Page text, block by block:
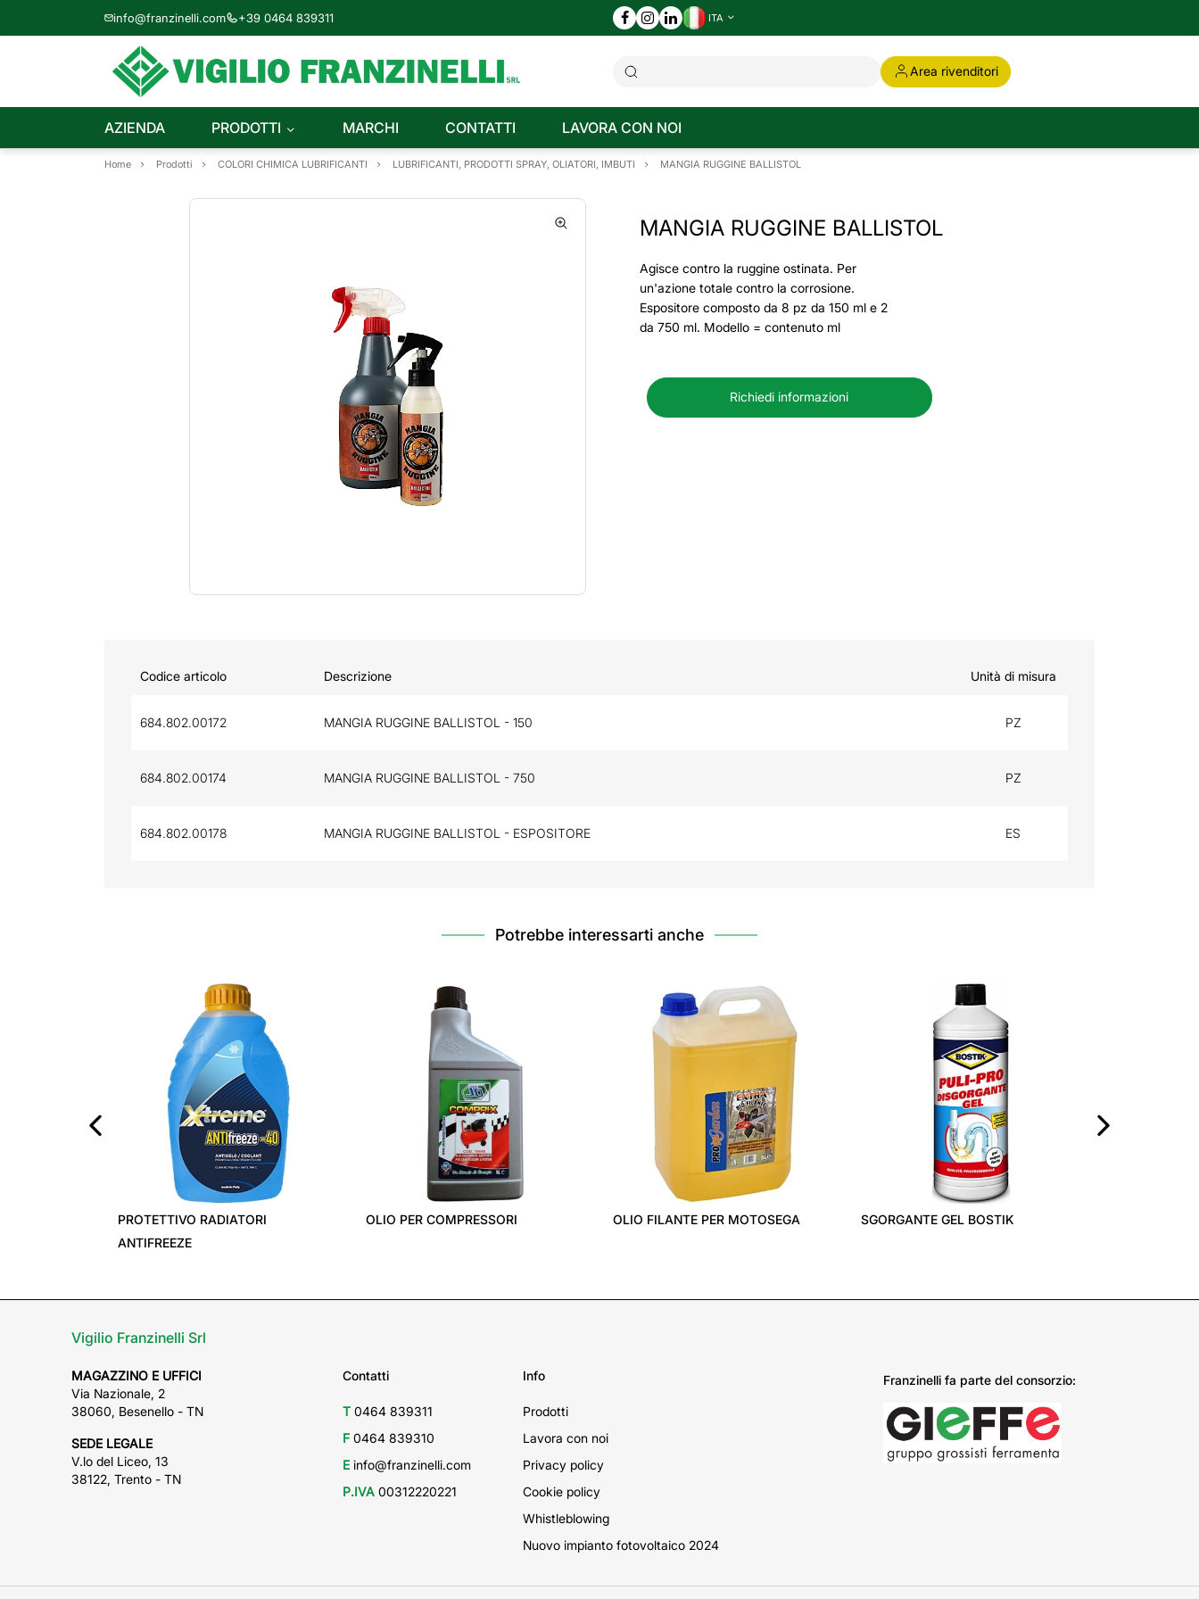
info@franzinelli.com +39 0464 839311 ITA
Area rivenditori
AZIENDA PRODOTTI MARCHI CONTATTI LAVORA CON NOI
Home Prodotti COLORI CHIMICA LUBRIFICANTI LUBRIFICANTI, PRODOTTI SPRAY, OLIATORI, IMBUTI MANGIA RUGGINE BALLISTOL
MANGIA RUGGINE BALLISTOL
Agisce contro la ruggine ostinata. Per
un'azione totale contro la corrosione.
Espositore composto da 8 pz da 150 ml e 2
da 750 ml. Modello = contenuto ml
Richiedi informazioni
Codice articolo Descrizione Unità di misura
684.802.00172 MANGIA RUGGINE BALLISTOL - 150 PZ
684.802.00174 MANGIA RUGGINE BALLISTOL - 750 PZ
684.802.00178 MANGIA RUGGINE BALLISTOL - ESPOSITORE ES
Potrebbe interessarti anche
PROTETTIVO RADIATORI
ANTIFREEZE
OLIO PER COMPRESSORI OLIO FILANTE PER MOTOSEGA SGORGANTE GEL BOSTIK
Vigilio Franzinelli Srl
MAGAZZINO E UFFICI
Via Nazionale, 2
38060, Besenello - TN
SEDE LEGALE
V.lo del Liceo, 13
38122, Trento - TN
Contatti
T0464 839311
F0464 839310
Einfo@franzinelli.com
P.IVA00312220221
Info
Prodotti
Lavora con noi
Privacy policy
Cookie policy
Whistleblowing
Nuovo impianto fotovoltaico 2024
Franzinelli fa parte del consorzio: